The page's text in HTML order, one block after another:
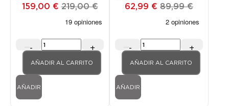
159,00 € 219,00 €
- +
AÑADIR AL CARRITO
AÑADIR
62,99 € 89,99 €
- +
AÑADIR AL CARRITO
AÑADIR